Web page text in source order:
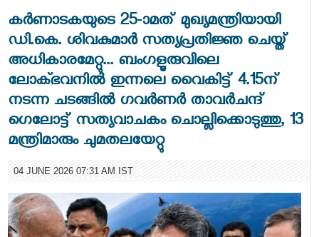
കർണാടകയുടെ 25-ാമത് മുഖ്യമന്ത്രിയായി
ഡി.കെ. ശിവകുമാർ സത്യപ്രതിജ്ഞ ചെയ്ത്
അധികാരമേറ്റു... ബംഗളൂരുവിലെ
ലോക്ഭവനിൽ ഇന്നലെ വൈകിട്ട് 4.15ന്
നടന്ന ചടങ്ങിൽ ഗവർണർ താവർചന്ദ്
ഗെലോട്ട് സത്യവാചകം ചൊല്ലിക്കൊടുത്തു, 13
മന്ത്രിമാരും ചുമതലയേറ്റു
04 JUNE 2026 07:31 AM IST